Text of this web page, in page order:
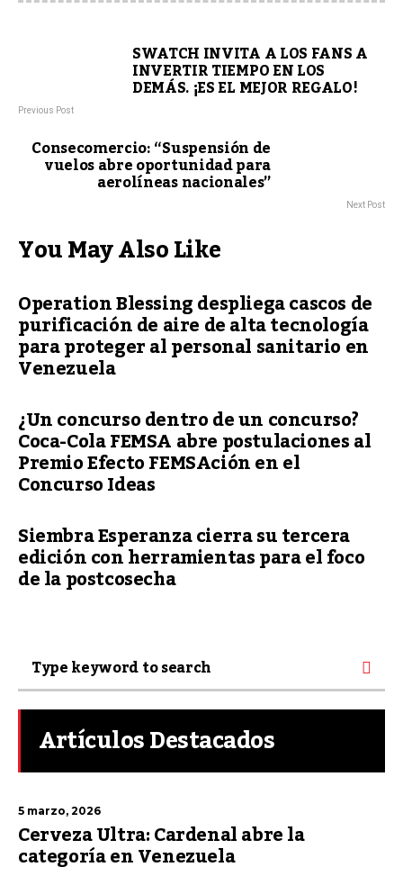
SWATCH INVITA A LOS FANS A
INVERTIR TIEMPO EN LOS
DEMÁS. ¡ES EL MEJOR REGALO!
Previous Post
Consecomercio: “Suspensión de
vuelos abre oportunidad para
aerolíneas nacionales”
Next Post
You May Also Like
Operation Blessing despliega cascos de
purificación de aire de alta tecnología
para proteger al personal sanitario en
Venezuela
¿Un concurso dentro de un concurso?
Coca-Cola FEMSA abre postulaciones al
Premio Efecto FEMSAción en el
Concurso Ideas
Siembra Esperanza cierra su tercera
edición con herramientas para el foco
de la postcosecha
Artículos Destacados
5 marzo, 2026
Cerveza Ultra: Cardenal abre la
categoría en Venezuela